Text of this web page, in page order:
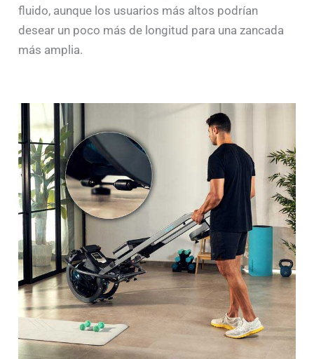
fluido, aunque los usuarios más altos podrían
desear un poco más de longitud para una zancada
más amplia.